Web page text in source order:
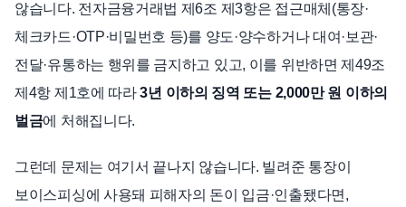
않습니다. 전자금융거래법 제6조 제3항은 접근매체(통장·
체크카드·OTP·비밀번호 등)를 양도·양수하거나 대여·보관·
전달·유통하는 행위를 금지하고 있고, 이를 위반하면 제49조
제4항 제1호에 따라3년 이하의 징역 또는 2,000만 원 이하의
벌금에 처해집니다.
그런데 문제는 여기서 끝나지 않습니다. 빌려준 통장이
보이스피싱에 사용돼 피해자의 돈이 입금·인출됐다면,